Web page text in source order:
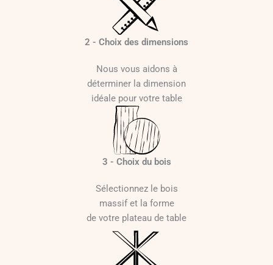
2 - Choix des dimensions
Nous vous aidons à
déterminer la dimension
idéale pour votre table
3 - Choix du bois
Sélectionnez le bois
massif et la forme
de votre plateau de table